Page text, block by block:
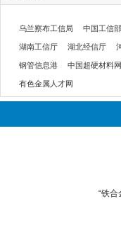
乌兰察布工信局 中国工信部
湖南工信厅 湖北经信厅
钢管信息港 中国超硬材料网
有色金属人才网
“铁